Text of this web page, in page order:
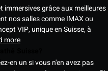
immersives grâce aux meilleures
nos salles comme IMAX ou
VIP, unique en Suisse, à
more
en un si vous n'en avez pas